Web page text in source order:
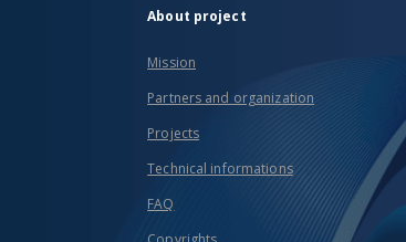
About project
Mission
Partners and organization
Projects
Technical informations
FAQ